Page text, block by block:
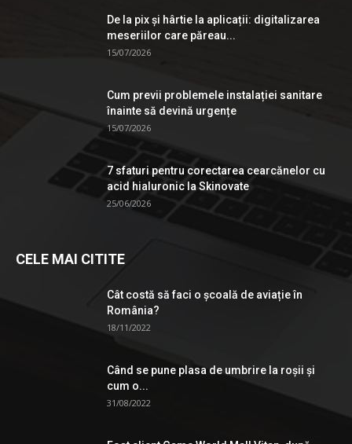
De la pix şi hârtie la aplicații: digitalizarea
meseriilor care păreau...
15/07/2026
Cum previi problemele instalației sanitare
înainte să devină urgențe
15/07/2026
7 sfaturi pentru corectarea cearcănelor cu
acid hialuronic la Skinovate
25/06/2026
CELE MAI CITITE
Cât costă să faci o școală de aviație în
România?
18/11/2022
Când se pune plasa de umbrire la roşii şi
cum o...
31/08/2022